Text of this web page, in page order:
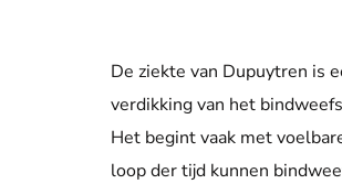
De ziekte van Dupuytren is
verdikking van het
Het begint vaak met
loop der tijd kunnen